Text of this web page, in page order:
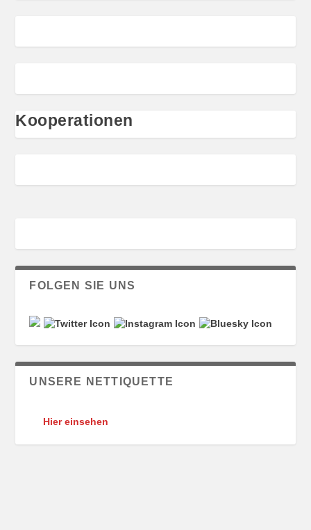
Kooperationen
FOLGEN SIE UNS
UNSERE NETTIQUETTE
Hier einsehen